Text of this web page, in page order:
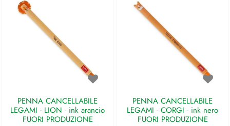
PENNA CANCELLABILE
LEGAMI - LION - ink arancio
FUORI PRODUZIONE
PENNA CANCELLABILE
LEGAMI - CORGI - ink nero
FUORI PRODUZIONE